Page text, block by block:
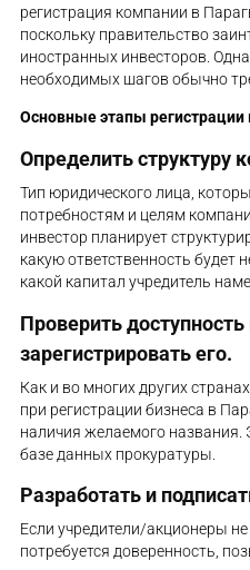
регистрация компании в
поскольку правительство
иностранных инвесторов.
необходимых шагов обычно
Основные этапы регистрации
Определить структуру
Тип юридического лица,
потребностям и целям
инвестор планирует
какую ответственность будет
какой капитал учредитель
Проверить
зарегистрировать его.
Как и во многих других
при регистрации бизнеса в
наличия желаемого
базе данных прокуратуры.
Разработать и
Если учредители/акционеры
потребуется доверенность,